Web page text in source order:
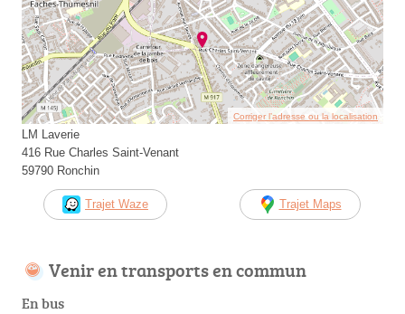
Corriger l’adresse ou la localisation
LM Laverie
416 Rue Charles Saint-Venant
59790 Ronchin
Trajet Waze Trajet Maps
Venir en transports en commun
En bus